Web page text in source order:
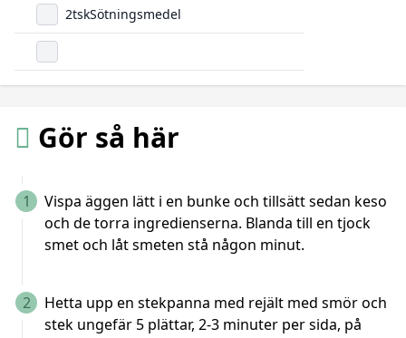
2tskSötningsmedel
Gör så här
1
Vispa äggen lätt i en bunke och tillsätt sedan keso
och de torra ingredienserna. Blanda till en tjock
smet och låt smeten stå någon minut.
2
Hetta upp en stekpanna med rejält med smör och
stek ungefär 5 plättar, 2-3 minuter per sida, på